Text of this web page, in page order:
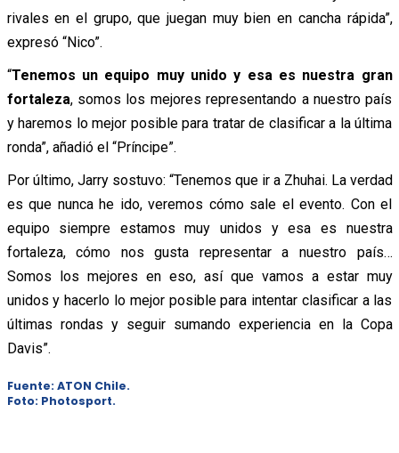
rivales en el grupo, que juegan muy bien en cancha rápida”,
expresó “Nico”.
“Tenemos un equipo muy unido y esa es nuestra gran
fortaleza, somos los mejores representando a nuestro país
y haremos lo mejor posible para tratar de clasificar a la última
ronda”, añadió el “Príncipe”.
Por último, Jarry sostuvo: “Tenemos que ir a Zhuhai. La verdad
es que nunca he ido, veremos cómo sale el evento. Con el
equipo siempre estamos muy unidos y esa es nuestra
fortaleza, cómo nos gusta representar a nuestro país…
Somos los mejores en eso, así que vamos a estar muy
unidos y hacerlo lo mejor posible para intentar clasificar a las
últimas rondas y seguir sumando experiencia en la Copa
Davis”.
Fuente: ATON Chile.
Foto: Photosport.